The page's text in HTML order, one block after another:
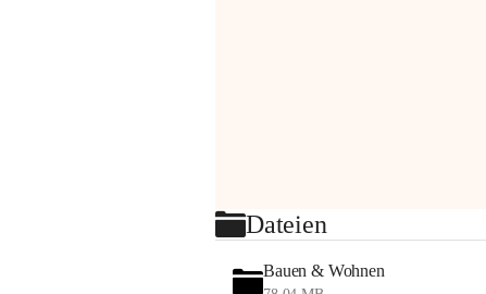
Dateien
Bauen & Wohnen